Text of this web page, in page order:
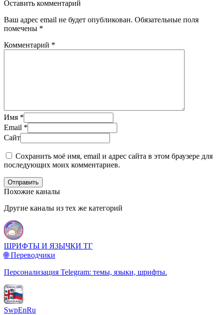
Оставить комментарий
Ваш адрес email не будет опубликован. Обязательные поля
помечены *
Комментарий *
Имя *
Email *
Сайт
Сохранить моё имя, email и адрес сайта в этом браузере для
последующих моих комментариев.
Отправить
Похожие каналы
Другие каналы из тех же категорий
ШРИФТЫ И ЯЗЫЧКИ ТГ
🌐 Переводчики
Персонализация Telegram: темы, языки, шрифты.
SwpEnRu